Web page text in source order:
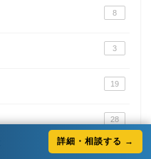
8
3
19
28
詳細・相談する →